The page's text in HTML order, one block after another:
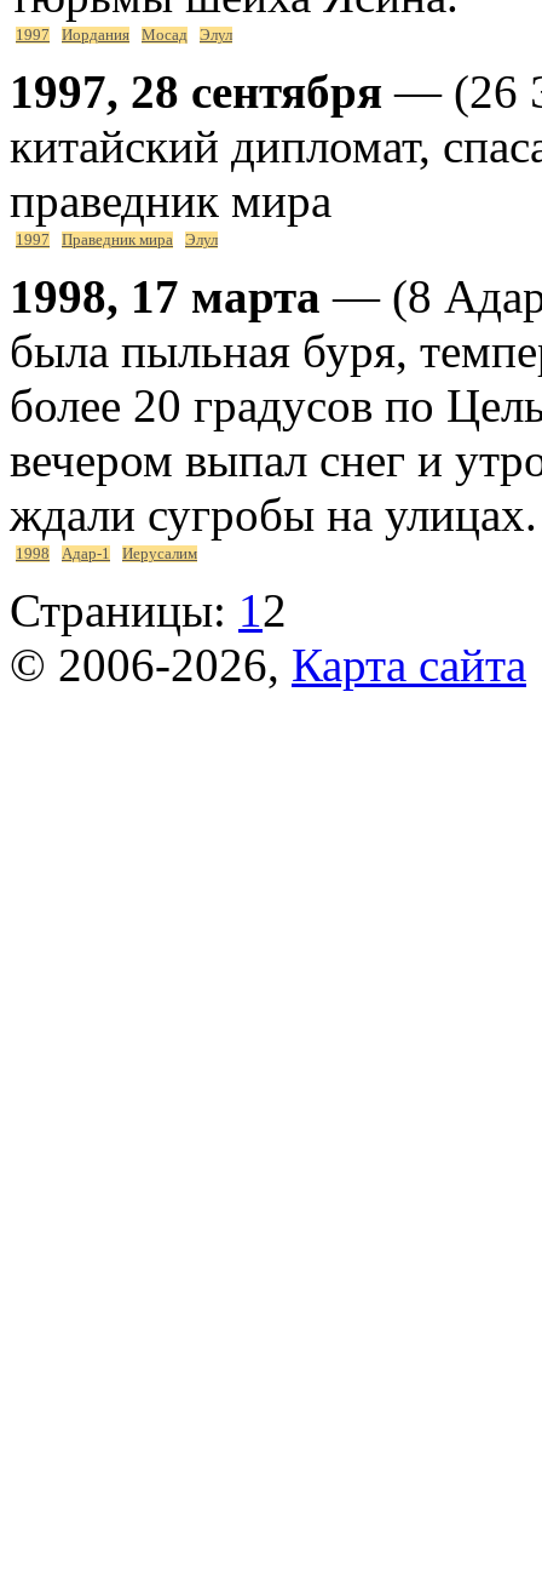
1997 Иордания Мосад Элул
1997, 28 сентября — (26
китайский дипломат,
праведник мира
1997 Праведник мира Элул
1998, 17 марта — (8
была пыльная буря,
более 20 градусов по
вечером выпал снег и
ждали сугробы на улицах.
1998 Адар-1 Иерусалим
Страницы: 12
© 2006-2026, Карта сайта